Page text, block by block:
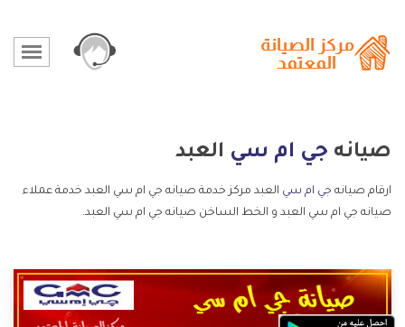
صيانه جي ام سي العبد
ارقام صيانه جي ام سي العبد مركز خدمة صيانه جي ام سي العبد خدمة عملاء
صيانه جي ام سي العبد و الخط الساخن صيانه جي ام سي العبد.